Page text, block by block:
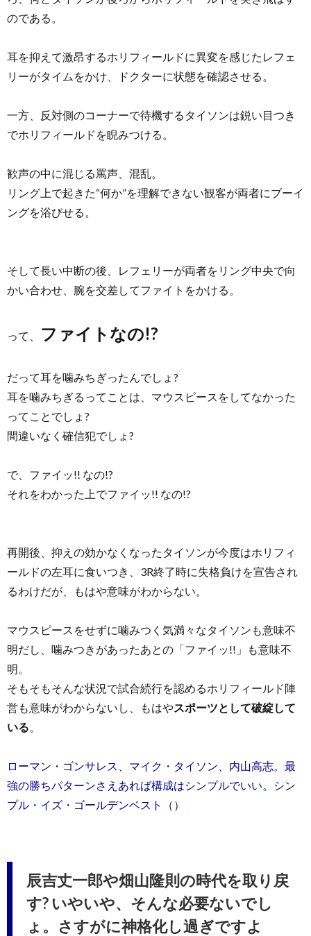
のである。
耳を抑えて激昂するホリフィールドに異変を感じたレフェ
リーがタイムをかけ、ドクターに状態を確認させる。
一方、反対側のコーナーで待機するタイソンは鋭い目つき
でホリフィールドを睨みつける。
歓声の中に混じる罵声、混乱。
リング上で起きた“何か”を理解できない観客が両者にブーイ
ングを浴びせる。
そして長い中断の後、レフェリーが両者をリング中央で向
かい合わせ、腕を交差してファイトをかける。
って、 ファイトなの!?
だって耳を噛みちぎったんでしょ?
耳を噛みちぎるってことは、マウスピースをしてなかった
ってことでしょ?
間違いなく確信犯でしょ?
で、ファイッ!! なの!?
それをわかった上でファイッ!! なの!?
再開後、抑えの効かなくなったタイソンが今度はホリフィ
ールドの左耳に食いつき、3R終了時に失格負けを宣告され
るわけだが、もはや意味がわからない。
マウスピースをせずに噛みつく気満々なタイソンも意味不
明だし、噛みつきがあったあとの「ファイッ!!」も意味不
明。
そもそもそんな状況で試合続行を認めるホリフィールド陣
営も意味がわからないし、もはやスポーツとして破綻して
いる
ローマン・ゴンサレス、マイク・タイソン、内山高志。最
強の勝ちパターンさえあれば構成はシンプルでいい。シン
プル・イズ・ゴールデンベスト（）
辰吉丈一郎や畑山隆則の時代を取り戻
す? いやいや、そんな必要ないでし
ょ。さすがに神格化し過ぎですよ